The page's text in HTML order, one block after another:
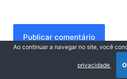
Publicar comentário
Ao continuar a navegar no site, você
privacidade